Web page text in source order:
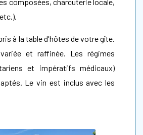
à la table d'hôtes de votre gîte.
et raffinée. Les régimes
et impératifs médicaux)
Le vin est inclus avec les